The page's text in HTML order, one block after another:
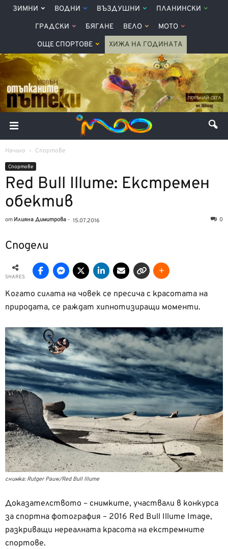
ЗИМНИ ВОДНИ ВЪЗДУШНИ ПЛАНИНСКИ
ГРАДСКИ БЯГАНЕ ВЕЛО МОТО
ОЩЕ СПОРТОВЕ ХИЖА НА ГОДИНАТА
Начало Спортове
Спортове
Red Bull Illume: Екстремен
обектив
от Илияна Димитрова - 15.07.2016 0
Сподели
SHARES
Когато силата на човек се пресича с красотата на
природата, се раждат хипнотизиращи моменти.
снимка: Rutger Pauw/Red Bull Illume
Доказателството – снимките, участвали в конкурса
за спортна фотография – 2016 Red Bull Illume Image,
разкриващи нереалната красота на екстремните
спортове.